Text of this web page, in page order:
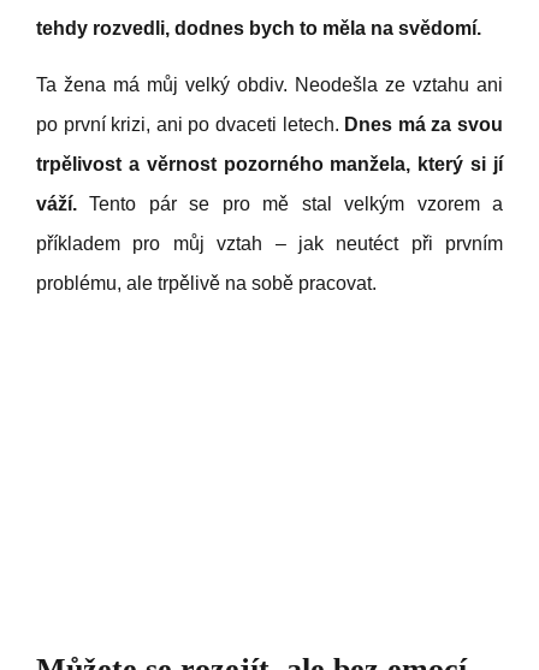
tehdy rozvedli, dodnes bych to měla na svědomí.
Ta žena má můj velký obdiv. Neodešla ze vztahu ani
po první krizi, ani po dvaceti letech. Dnes má za svou
trpělivost a věrnost pozorného manžela, který si jí
váží. Tento pár se pro mě stal velkým vzorem a
příkladem pro můj vztah – jak neutéct při prvním
problému, ale trpělivě na sobě pracovat.